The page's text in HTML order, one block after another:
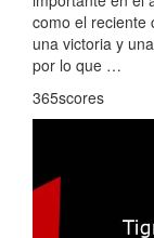
como el reciente
una victoria y
por lo que …
365scores